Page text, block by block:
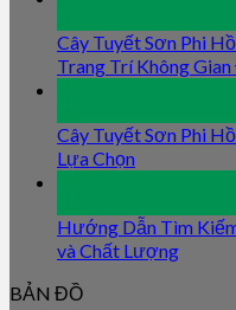
Cây Tuyết Sơn Phi
Trang Trí Không
Cây Tuyết Sơn Phi
Lựa Chọn
Hướng Dẫn Tìm
và Chất Lượng
BẢN ĐỒ